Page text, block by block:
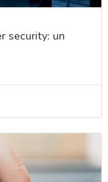
security: un